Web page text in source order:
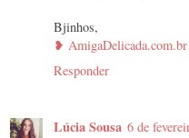
Bjinhos,
❥ AmigaDelicada.com.br
Responder
Lúcia Sousa 6 de